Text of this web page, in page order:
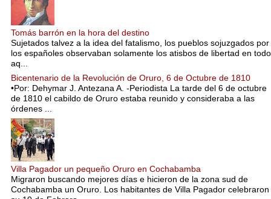
Tomás barrón en la hora del destino
Sujetados talvez a la idea del fatalismo, los pueblos sojuzgados por
los españoles observaban solamente los atisbos de libertad en todo
aq...
Bicentenario de la Revolución de Oruro, 6 de Octubre de 1810
•Por: Dehymar J. Antezana A. -Periodista La tarde del 6 de octubre
de 1810 el cabildo de Oruro estaba reunido y consideraba a las
órdenes ...
Villa Pagador un pequeño Oruro en Cochabamba
Migraron buscando mejores días e hicieron de la zona sud de
Cochabamba un Oruro. Los habitantes de Villa Pagador celebraron